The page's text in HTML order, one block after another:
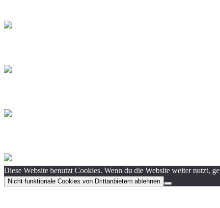
Diese Website benutzt Cookies. Wenn du die Website weiter nutzt,
Nicht funktionale Cookies von Drittanbietern ablehnen